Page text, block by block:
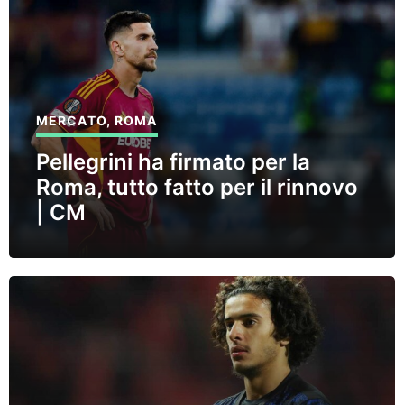
MERCATO,ROMA
Pellegrini ha firmato per la
Roma, tutto fatto per il rinnovo
| CM